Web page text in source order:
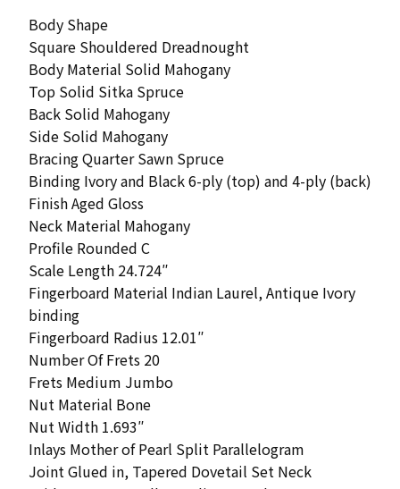
Body Shape
Square Shouldered Dreadnought
Body Material Solid Mahogany
Top Solid Sitka Spruce
Back Solid Mahogany
Side Solid Mahogany
Bracing Quarter Sawn Spruce
Binding Ivory and Black 6-ply (top) and 4-ply (back)
Finish Aged Gloss
Neck Material Mahogany
Profile Rounded C
Scale Length 24.724″
Fingerboard Material Indian Laurel, Antique Ivory
binding
Fingerboard Radius 12.01″
Number Of Frets 20
Frets Medium Jumbo
Nut Material Bone
Nut Width 1.693″
Inlays Mother of Pearl Split Parallelogram
Joint Glued in, Tapered Dovetail Set Neck